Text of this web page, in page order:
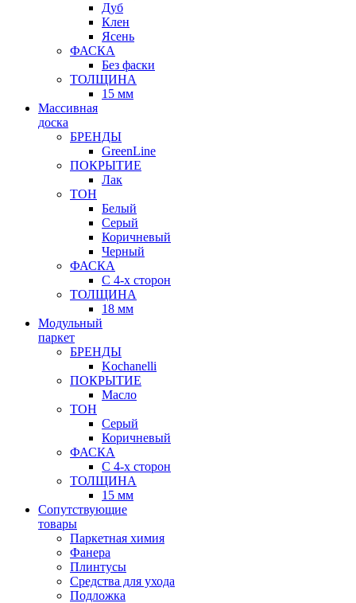
Дуб
Клен
Ясень
ФАСКА
Без фаски
ТОЛЩИНА
15 мм
Массивная
доска
БРЕНДЫ
GreenLine
ПОКРЫТИЕ
Лак
ТОН
Белый
Серый
Коричневый
Черный
ФАСКА
С 4-х сторон
ТОЛЩИНА
18 мм
Модульный
паркет
БРЕНДЫ
Kochanelli
ПОКРЫТИЕ
Масло
ТОН
Серый
Коричневый
ФАСКА
С 4-х сторон
ТОЛЩИНА
15 мм
Сопутствующие
товары
Паркетная химия
Фанера
Плинтусы
Средства для ухода
Подложка